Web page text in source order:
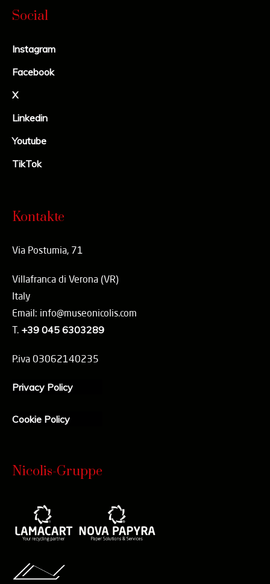
Social
Instagram
Facebook
X
Linkedin
Youtube
TikTok
Kontakte
Via Postumia, 71
Villafranca di Verona (VR)
Italy
Email: info@museonicolis.com
T. +39 045 6303289
P.iva 03062140235
Privacy Policy
Cookie Policy
Nicolis-Gruppe